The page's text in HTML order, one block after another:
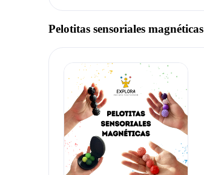
Pelotitas sensoriales magnéticas